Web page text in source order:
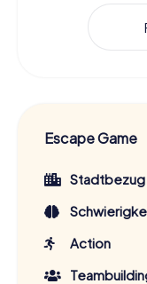
Escape Game
Stadtbezug
Action